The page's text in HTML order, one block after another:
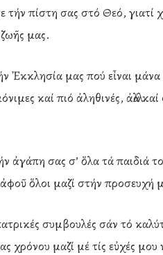
τήν πίστη σας στό Θεό,
μας.
Ἐκκλησία μας πού εἶναι
καί πιό ἀληθινές, ἀλλά
σας σ’ ὅλα τά παιδιά
ὅλοι μαζί στήν
πατρικές συμβουλές σάν τό
χρόνου μαζί μέ τίς εὐχές